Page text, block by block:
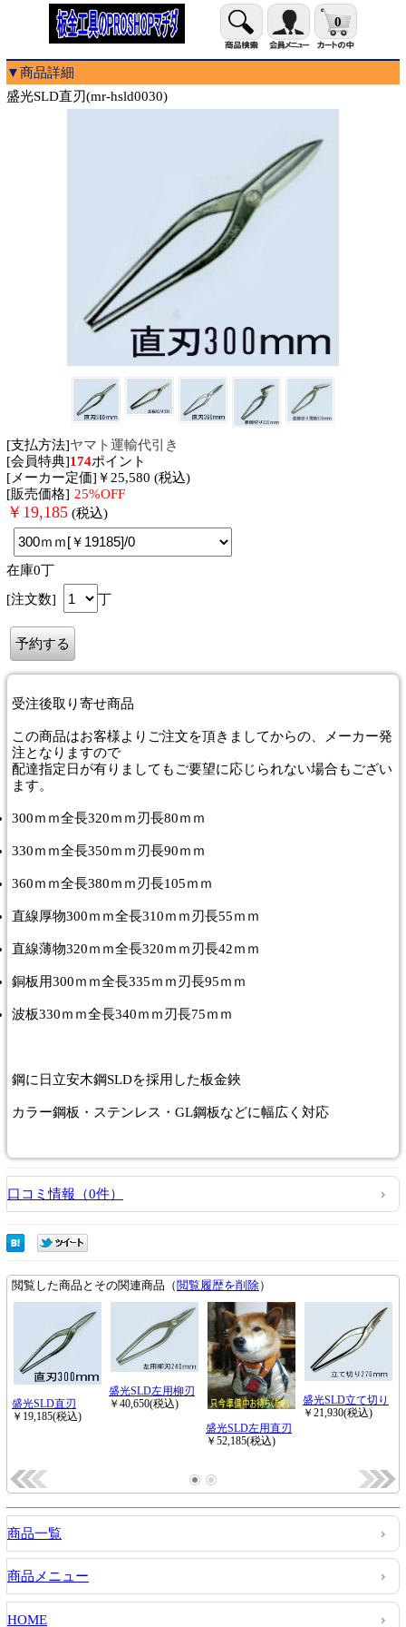
0
▼商品詳細
盛光SLD直刃(mr-hsld0030)
[支払方法]ヤマト運輸代引き
[会員特典]174ポイント
[メーカー定価]￥25,580 (税込)
[販売価格] 25%OFF
￥ 19,185 (税込)
在庫0丁
[注文数]
丁
受注後取り寄せ商品
この商品はお客様よりご注文を頂きましてからの、メーカー発
注となりますので
配達指定日が有りましてもご要望に応じられない場合もござい
ます。
300ｍｍ全長320ｍｍ刃長80ｍｍ
330ｍｍ全長350ｍｍ刃長90ｍｍ
360ｍｍ全長380ｍｍ刃長105ｍｍ
直線厚物300ｍｍ全長310ｍｍ刃長55ｍｍ
直線薄物320ｍｍ全長320ｍｍ刃長42ｍｍ
銅板用300ｍｍ全長335ｍｍ刃長95ｍｍ
波板330ｍｍ全長340ｍｍ刃長75ｍｍ
鋼に日立安木鋼SLDを採用した板金鋏
カラー鋼板・ステンレス・GL鋼板などに幅広く対応
口コミ情報（0件）
商品一覧
商品メニュー
HOME